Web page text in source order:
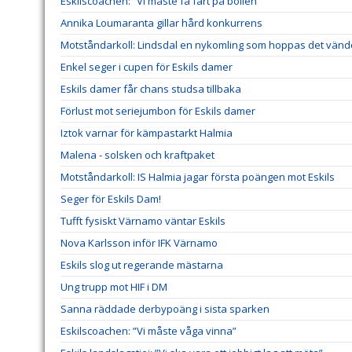
Annika Loumaranta gillar hård konkurrens
Motståndarkoll: Lindsdal en nykomling som hoppas det
Enkel seger i cupen för Eskils damer
Eskils damer får chans studsa tillbaka
Förlust mot seriejumbon för Eskils damer
Iztok varnar för kämpastarkt Halmia
Malena - solsken och kraftpaket
Motståndarkoll: IS Halmia jagar första poängen mot Eskils
Seger för Eskils Dam!
Tufft fysiskt Värnamo väntar Eskils
Nova Karlsson inför IFK Värnamo
Eskils slog ut regerande mästarna
Ung trupp mot HIF i DM
Sanna räddade derbypoäng i sista sparken
Eskilscoachen: ”Vi måste våga vinna”